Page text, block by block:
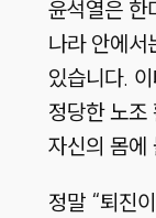
윤석열은 한
나라 안에서
있습니다.
정당한 노조
자신의 몸에
정말 “퇴진